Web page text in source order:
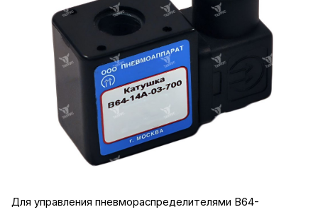
Для управления пневмораспределителями В64-